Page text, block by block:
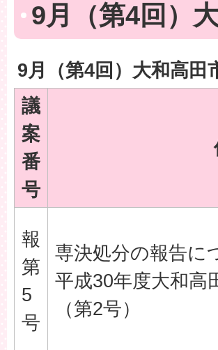
9月（第4回）
9月（第4回）大和高田
議
案
番
号
報
第
5
号
専決処分の報告に
平成30年度大和高
（第2号）